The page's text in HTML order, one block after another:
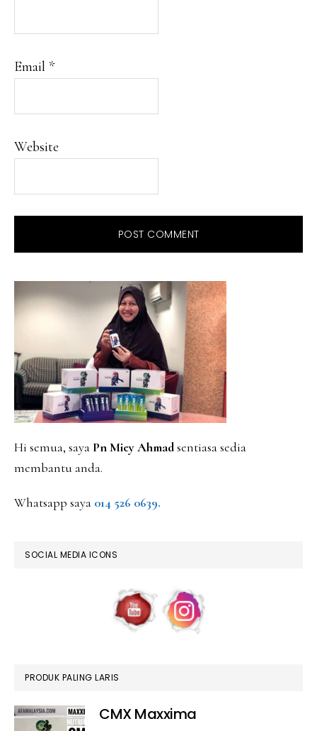
Email *
Website
PRIMARY
SIDEBAR
Hi semua, saya Pn Miey Ahmadsentiasa sedia
membantu anda.
Whatsapp saya 014 526 0639.
SOCIAL MEDIA ICONS
PRODUK PALING LARIS
CMX Maxxima